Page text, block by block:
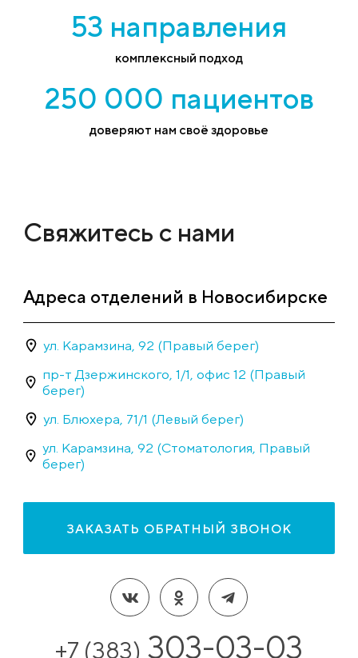
53 направления
комплексный подход
250 000 пациентов
доверяют нам своё здоровье
Свяжитесь с нами
Адреса отделений в Новосибирске
ул. Карамзина, 92 (Правый берег)
пр-т Дзержинского, 1/1, офис 12 (Правый
берег)
ул. Блюхера, 71/1 (Левый берег)
ул. Карамзина, 92 (Стоматология, Правый
берег)
ЗАКАЗАТЬ ОБРАТНЫЙ ЗВОНОК
+7 (383) 303-03-03